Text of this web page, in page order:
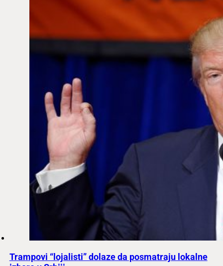
Trampovi “lojalisti” dolaze da posmatraju lokalne